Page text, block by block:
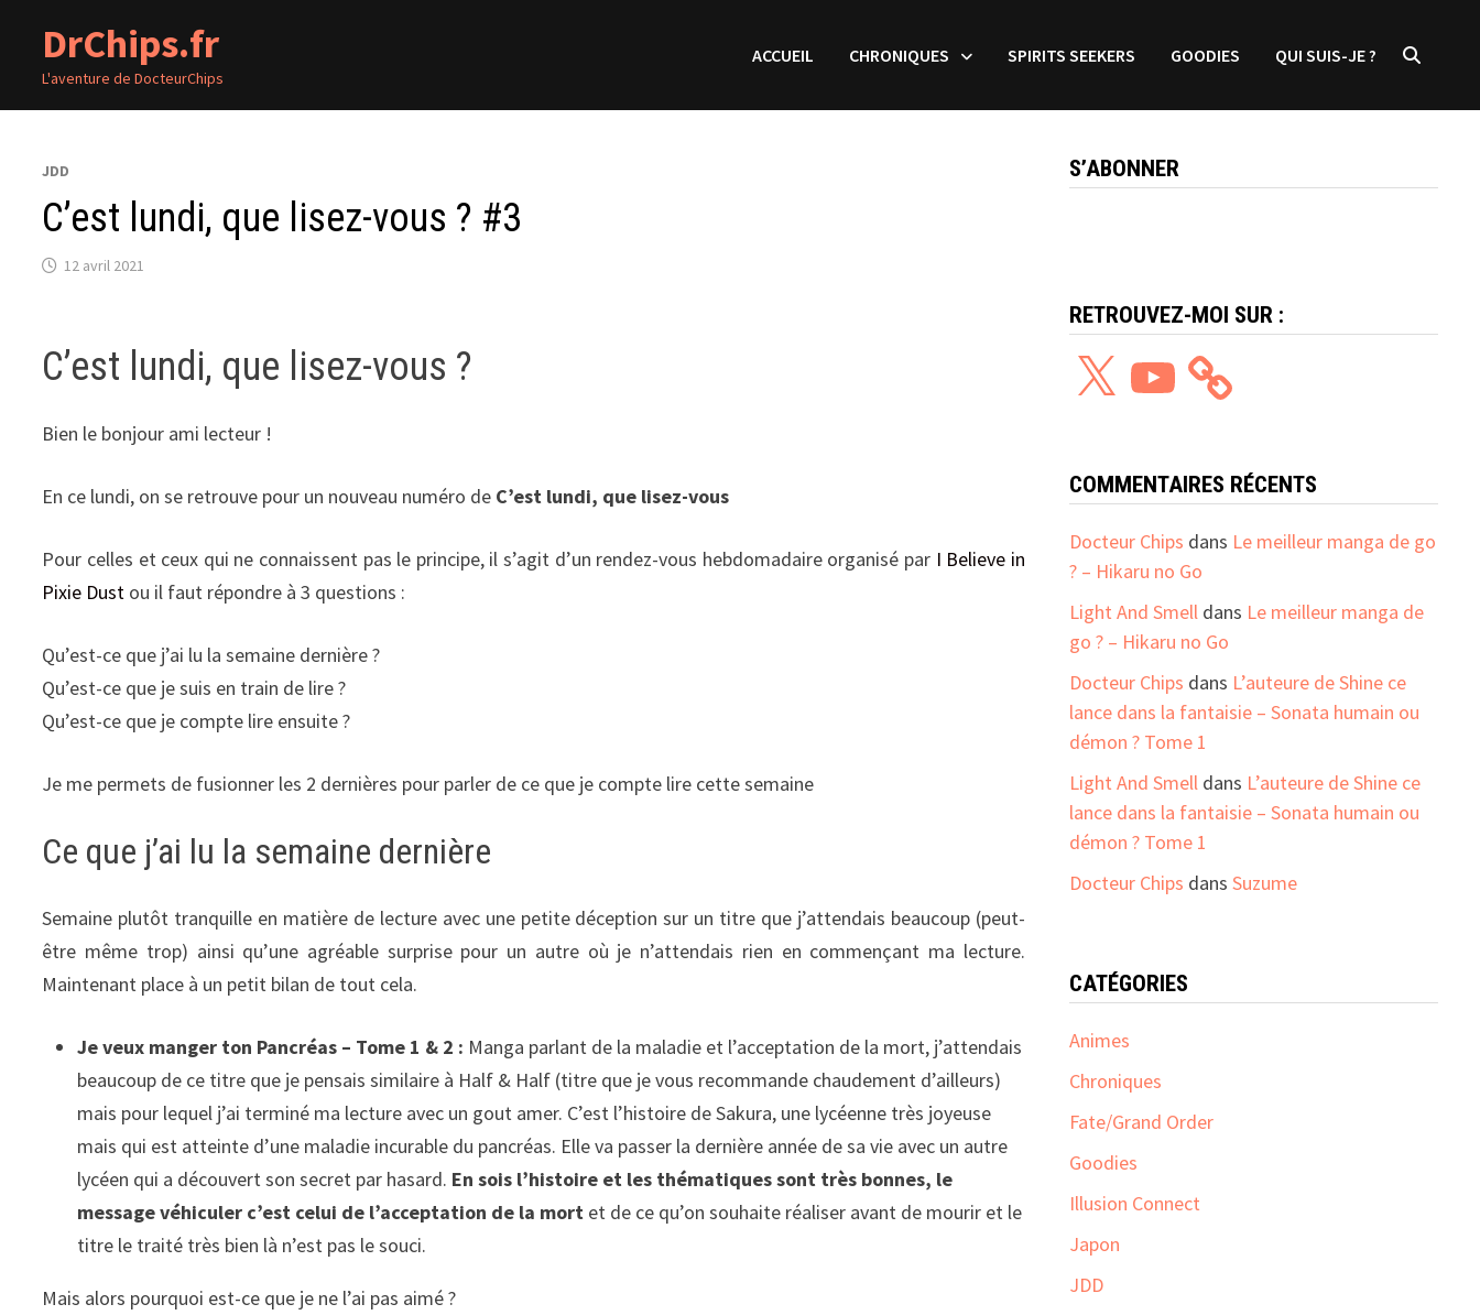
contenu
DrChips.fr
L'aventure de DocteurChips
ACCUEIL CHRONIQUES SPIRITS SEEKERS GOODIES QUI SUIS-JE ?
JDD
C’est lundi, que lisez-vous ? #3
12 avril 2021
C’est lundi, que lisez-vous ?
Bien le bonjour ami lecteur !
En ce lundi, on se retrouve pour un nouveau numéro de C’est lundi, que lisez-vous
Pour celles et ceux qui ne connaissent pas le principe, il s’agit d’un rendez-vous hebdomadaire organisé par I Believe in
Pixie Dust ou il faut répondre à 3 questions :
Qu’est-ce que j’ai lu la semaine dernière ?
Qu’est-ce que je suis en train de lire ?
Qu’est-ce que je compte lire ensuite ?
Je me permets de fusionner les 2 dernières pour parler de ce que je compte lire cette semaine
Ce que j’ai lu la semaine dernière
Semaine plutôt tranquille en matière de lecture avec une petite déception sur un titre que j’attendais beaucoup (peut-
être même trop) ainsi qu’une agréable surprise pour un autre où je n’attendais rien en commençant ma lecture.
Maintenant place à un petit bilan de tout cela.
Je veux manger ton Pancréas – Tome 1 & 2 : Manga parlant de la maladie et l’acceptation de la mort, j’attendais
beaucoup de ce titre que je pensais similaire à Half & Half (titre que je vous recommande chaudement d’ailleurs)
mais pour lequel j’ai terminé ma lecture avec un gout amer. C’est l’histoire de Sakura, une lycéenne très joyeuse
mais qui est atteinte d’une maladie incurable du pancréas. Elle va passer la dernière année de sa vie avec un autre
lycéen qui a découvert son secret par hasard. En sois l’histoire et les thématiques sont très bonnes, le
message véhiculer c’est celui de l’acceptation de la mort et de ce qu’on souhaite réaliser avant de mourir et le
titre le traité très bien là n’est pas le souci.
Mais alors pourquoi est-ce que je ne l’ai pas aimé ?
S’ABONNER
RETROUVEZ-MOI SUR :
YouTube
COMMENTAIRES RÉCENTS
Docteur Chips dans Le meilleur manga de go
? – Hikaru no Go
Light And Smelldans Le meilleur manga de
go ? – Hikaru no Go
Docteur Chips dans L’auteure de Shine ce
lance dans la fantaisie – Sonata humain ou
démon ? Tome 1
Light And Smelldans L’auteure de Shine ce
lance dans la fantaisie – Sonata humain ou
démon ? Tome 1
Docteur Chips dans Suzume
CATÉGORIES
Animes
Chroniques
Fate/Grand Order
Goodies
Illusion Connect
Japon
JDD